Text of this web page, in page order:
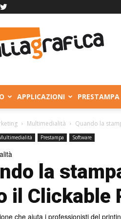
APPLICAZIONI PRESTAMPA
Multimedialità Quando la
Prestampa Software
la
il Clickable
che aiuta i professionisti del